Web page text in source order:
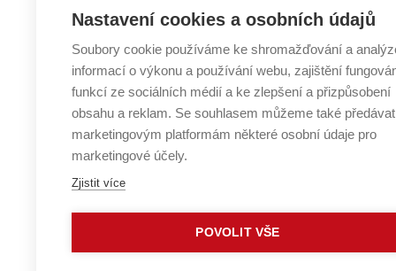
Nastavení cookies a osobních údajů
Soubory cookie používáme ke shromažďování a
informací o výkonu a používání webu, zajištění
funkcí ze sociálních médií a ke zlepšení a přizpůsobení
obsahu a reklam. Se souhlasem můžeme také předávat
marketingovým platformám některé osobní údaje pro
marketingové účely.
Zjistit více
POVOLIT VŠE